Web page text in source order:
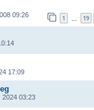
09:26 1 19
17:09
2024 03:23